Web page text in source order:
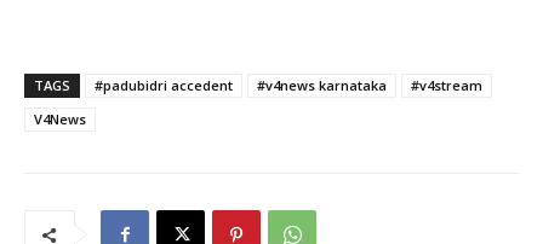
TAGS #padubidri accedent #v4news karnataka
#v4stream
V4News